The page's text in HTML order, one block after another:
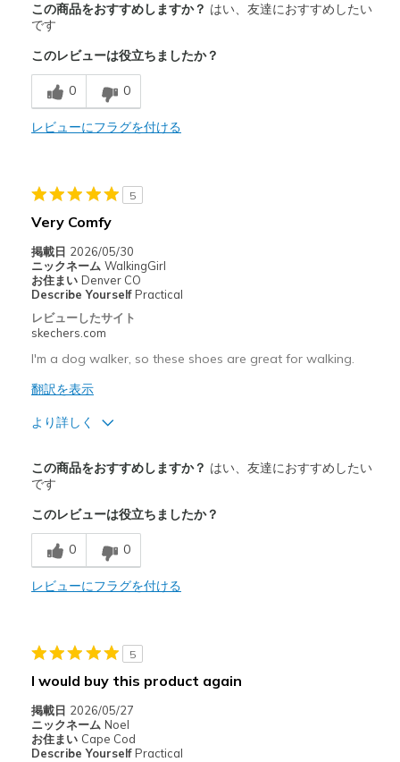
Comfortable
Durable
Light weight
Perfect for heel pain
Stylish
商品が期待と異なったレビュー
Need more options in my size
以下に最適
Casual Wear
Everyday wear
Going Out
Travel
Width
Feels true to width
Sizing
View On Shoes
I'm Into Shoes
この商品をおすすめしますか？ はい、友達におすすめしたい
です
このレビューは役立ちましたか？
0 0
レビューにフラグを付ける
5
Very Comfy
掲載日 2026/05/30
ニックネーム WalkingGirl
お住まい Denver CO
Describe Yourself Practical
レビューしたサイト
skechers.com
I'm a dog walker, so these shoes are great for walking.
翻訳を表示
より詳しく
Comfortable
商品が期待と異なったレビュー
Need Break In
以下に最適
Travel
Width
Feels true to width
Sizing
View On Shoes
この商品をおすすめしますか？ はい、友達におすすめしたい
です
このレビューは役立ちましたか？
0 0
レビューにフラグを付ける
5
I would buy this product again
掲載日 2026/05/27
ニックネーム Noel
お住まい Cape Cod
Describe Yourself Practical